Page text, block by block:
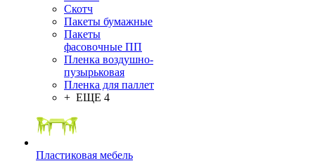
Скотч
Пакеты бумажные
Пакеты
фасовочные ПП
Пленка воздушно-
пузырьковая
Пленка для паллет
+ ЕЩЕ 4
Пластиковая мебель